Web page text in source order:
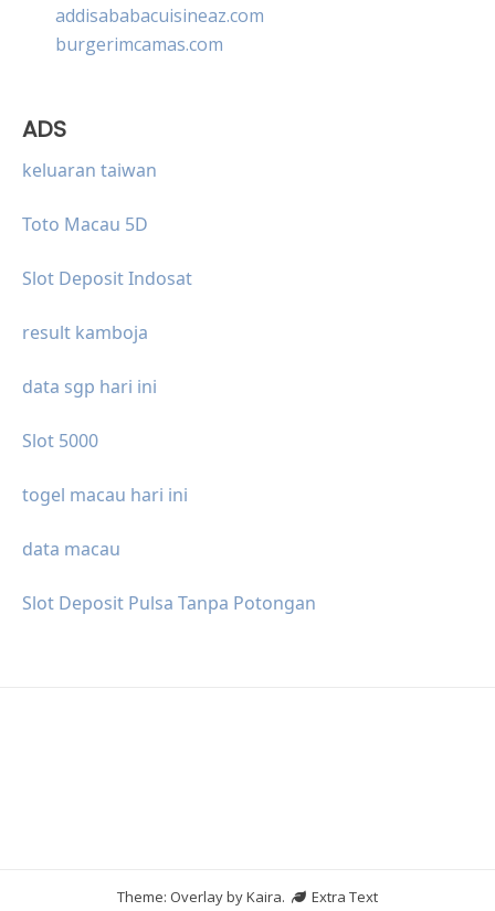
addisababacuisineaz.com
burgerimcamas.com
ADS
keluaran taiwan
Toto Macau 5D
Slot Deposit Indosat
result kamboja
data sgp hari ini
Slot 5000
togel macau hari ini
data macau
Slot Deposit Pulsa Tanpa Potongan
Theme: Overlay byKaira. Extra Text